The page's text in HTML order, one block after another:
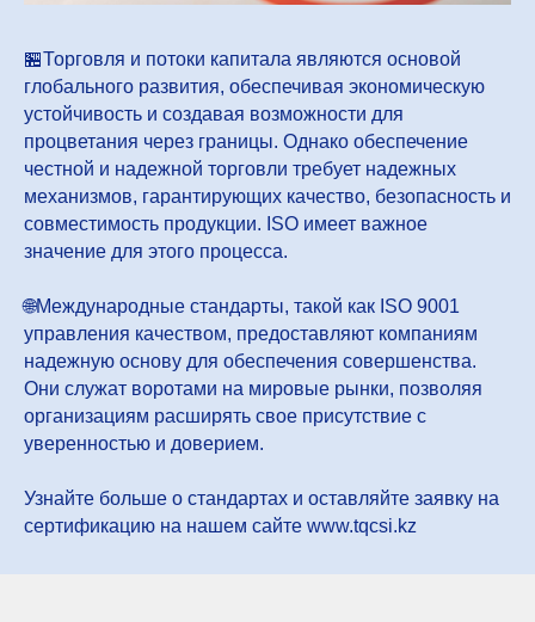
🏪Торговля и потоки капитала являются основой
глобального развития, обеспечивая экономическую
устойчивость и создавая возможности для
процветания через границы. Однако обеспечение
честной и надежной торговли требует надежных
механизмов, гарантирующих качество, безопасность и
совместимость продукции. ISO имеет важное
значение для этого процесса.
🌐Международные стандарты, такой как ISO 9001
управления качеством, предоставляют компаниям
надежную основу для обеспечения совершенства.
Они служат воротами на мировые рынки, позволяя
организациям расширять свое присутствие с
уверенностью и доверием.
Узнайте больше о стандартах и оставляйте заявку на
сертификацию на нашем сайте www.tqcsi.kz